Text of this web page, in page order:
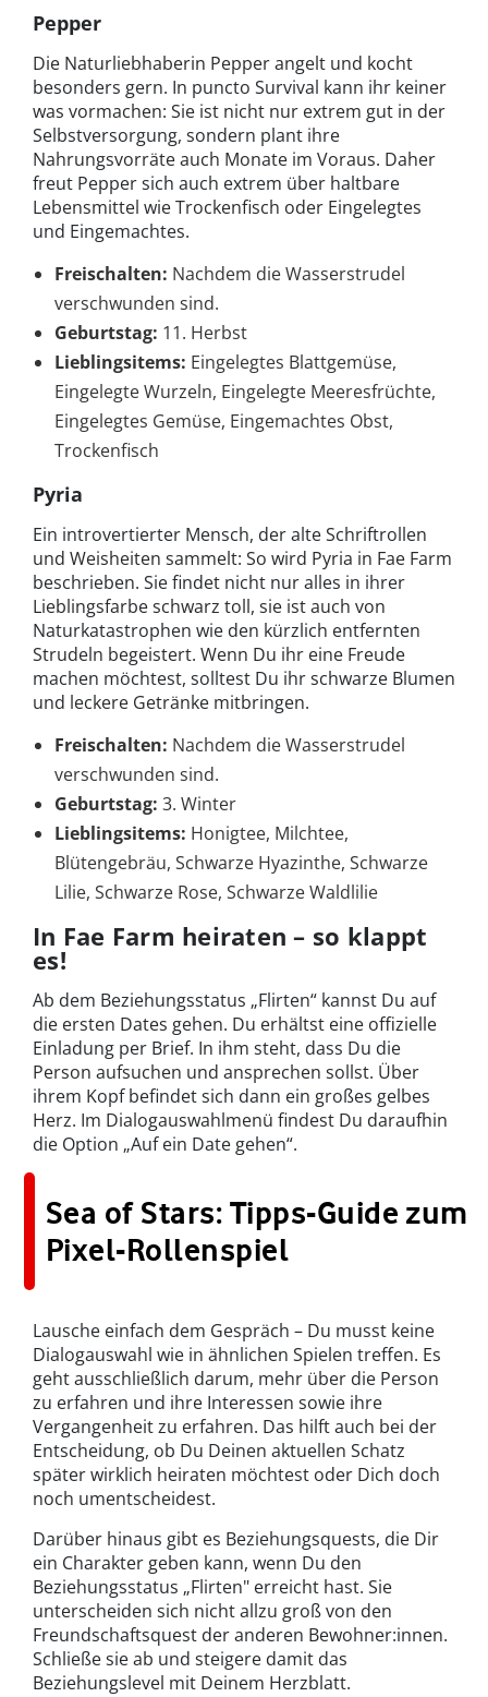
Pepper
Die Naturliebhaberin Pepper angelt und kocht
besonders gern. In puncto Survival kann ihr keiner
was vormachen: Sie ist nicht nur extrem gut in der
Selbstversorgung, sondern plant ihre
Nahrungsvorräte auch Monate im Voraus. Daher
freut Pepper sich auch extrem über haltbare
Lebensmittel wie Trockenfisch oder Eingelegtes
und Eingemachtes.
Freischalten: Nachdem die Wasserstrudel
verschwunden sind.
Geburtstag: 11. Herbst
Lieblingsitems: Eingelegtes Blattgemüse,
Eingelegte Wurzeln, Eingelegte Meeresfrüchte,
Eingelegtes Gemüse, Eingemachtes Obst,
Trockenfisch
Pyria
Ein introvertierter Mensch, der alte Schriftrollen
und Weisheiten sammelt: So wird Pyria in Fae Farm
beschrieben. Sie findet nicht nur alles in ihrer
Lieblingsfarbe schwarz toll, sie ist auch von
Naturkatastrophen wie den kürzlich entfernten
Strudeln begeistert. Wenn Du ihr eine Freude
machen möchtest, solltest Du ihr schwarze Blumen
und leckere Getränke mitbringen.
Freischalten: Nachdem die Wasserstrudel
verschwunden sind.
Geburtstag: 3. Winter
Lieblingsitems: Honigtee, Milchtee,
Blütengebräu, Schwarze Hyazinthe, Schwarze
Lilie, Schwarze Rose, Schwarze Waldlilie
In Fae Farm heiraten – so klappt
es!
Ab dem Beziehungsstatus „Flirten“ kannst Du auf
die ersten Dates gehen. Du erhältst eine offizielle
Einladung per Brief. In ihm steht, dass Du die
Person aufsuchen und ansprechen sollst. Über
ihrem Kopf befindet sich dann ein großes gelbes
Herz. Im Dialogauswahlmenü findest Du daraufhin
die Option „Auf ein Date gehen“.
Sea of Stars: Tipps-Guide zum
Pixel-Rollenspiel
Lausche einfach dem Gespräch – Du musst keine
Dialogauswahl wie in ähnlichen Spielen treffen. Es
geht ausschließlich darum, mehr über die Person
zu erfahren und ihre Interessen sowie ihre
Vergangenheit zu erfahren. Das hilft auch bei der
Entscheidung, ob Du Deinen aktuellen Schatz
später wirklich heiraten möchtest oder Dich doch
noch umentscheidest.
Darüber hinaus gibt es Beziehungsquests, die Dir
ein Charakter geben kann, wenn Du den
Beziehungsstatus „Flirten" erreicht hast. Sie
unterscheiden sich nicht allzu groß von den
Freundschaftsquest der anderen Bewohner:innen.
Schließe sie ab und steigere damit das
Beziehungslevel mit Deinem Herzblatt.